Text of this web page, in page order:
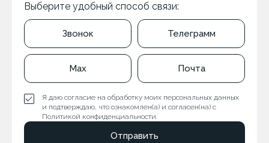
Выберите удобный способ связи:
Звонок Телеграмм
Max Почта
Я даю согласие на обработку моих персональных данных
и подтверждаю, что ознакомлен(а) и согласен(на) с
Политикой конфиденциальности.
Отправить